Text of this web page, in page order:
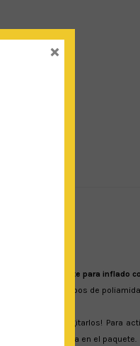
son aptos solamente para inflado
Los globos de
que se activa al agitarlos! Para
plástica incluída en el paquete.
×